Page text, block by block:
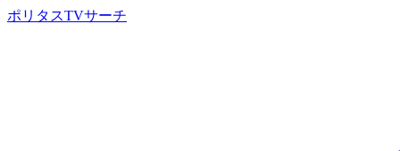
ポリタスTVサーチ